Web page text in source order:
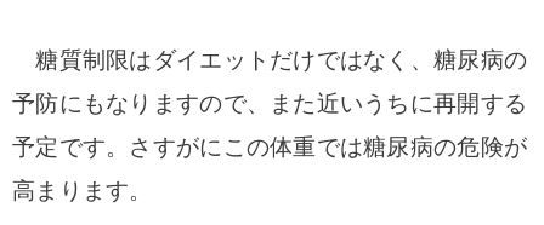
糖質制限はダイエットだけではなく、糖尿病の
予防にもなりますので、また近いうちに再開する
予定です。さすがにこの体重では糖尿病の危険が
高まります。